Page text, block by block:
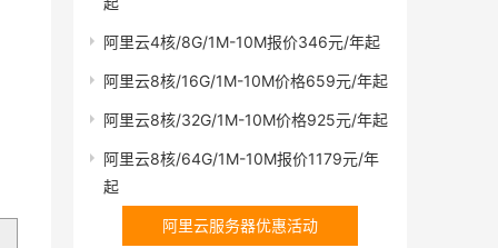
阿里云4核/8G/1M-10M报价346元/年起
阿里云8核/16G/1M-10M价格659元/年起
阿里云8核/32G/1M-10M价格925元/年起
阿里云8核/64G/1M-10M报价1179元/年
起
阿里云服务器优惠活动